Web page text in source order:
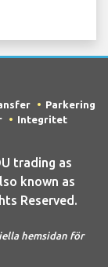
Parkering
Integritet
trading as
known as
Reserved.
hemsidan för